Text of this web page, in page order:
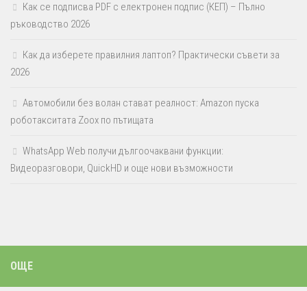
Как се подписва PDF с електронен подпис (КЕП) – Пълно
ръководство 2026
Как да изберете правилния лаптоп? Практически съвети за
2026
Автомобили без волан стават реалност: Amazon пуска
роботакситата Zoox по пътищата
WhatsApp Web получи дългоочаквани функции:
Видеоразговори, QuickHD и още нови възможности
ОЩЕ